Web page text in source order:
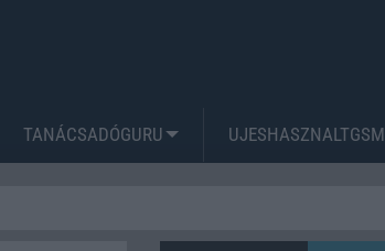
TANÁCSADÓGURU UJESHASZNALTGSM